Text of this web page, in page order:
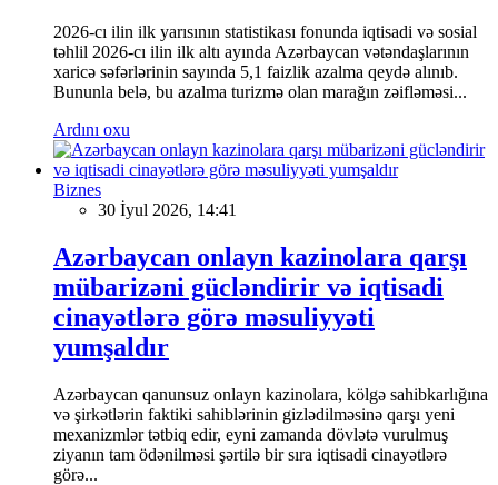
2026-cı ilin ilk yarısının statistikası fonunda iqtisadi və sosial
təhlil 2026-cı ilin ilk altı ayında Azərbaycan vətəndaşlarının
xaricə səfərlərinin sayında 5,1 faizlik azalma qeydə alınıb.
Bununla belə, bu azalma turizmə olan marağın zəifləməsi...
Ardını oxu
Biznes
30 İyul 2026, 14:41
Azərbaycan onlayn kazinolara qarşı
mübarizəni gücləndirir və iqtisadi
cinayətlərə görə məsuliyyəti
yumşaldır
Azərbaycan qanunsuz onlayn kazinolara, kölgə sahibkarlığına
və şirkətlərin faktiki sahiblərinin gizlədilməsinə qarşı yeni
mexanizmlər tətbiq edir, eyni zamanda dövlətə vurulmuş
ziyanın tam ödənilməsi şərtilə bir sıra iqtisadi cinayətlərə
görə...